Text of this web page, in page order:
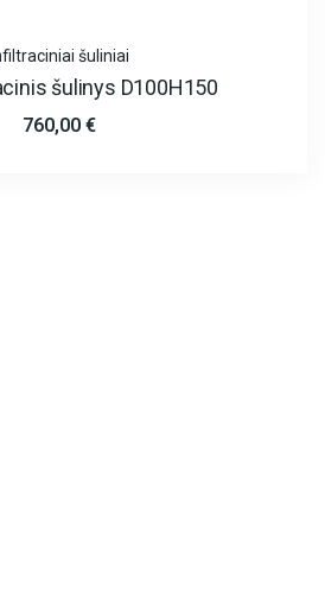
šuliniai
šulinys D100H150
760,00 €